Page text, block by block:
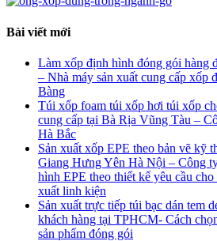
Bài viết mới
Làm xốp định hình đóng gói hàng
– Nhà máy sản xuất cung cấp xốp
Bàng
Túi xốp foam túi xốp hơi túi xốp
cung cấp tại Bà Rịa Vũng Tàu –
Hà Bắc
Sản xuất xốp EPE theo bản vẽ kỹ
Giang Hưng Yên Hà Nội – Công
hình EPE theo thiết kế yêu cầu
xuất linh kiện
Sản xuất trực tiếp túi bạc dán tem
khách hàng tại TPHCM- Cách
sản phẩm đóng gói